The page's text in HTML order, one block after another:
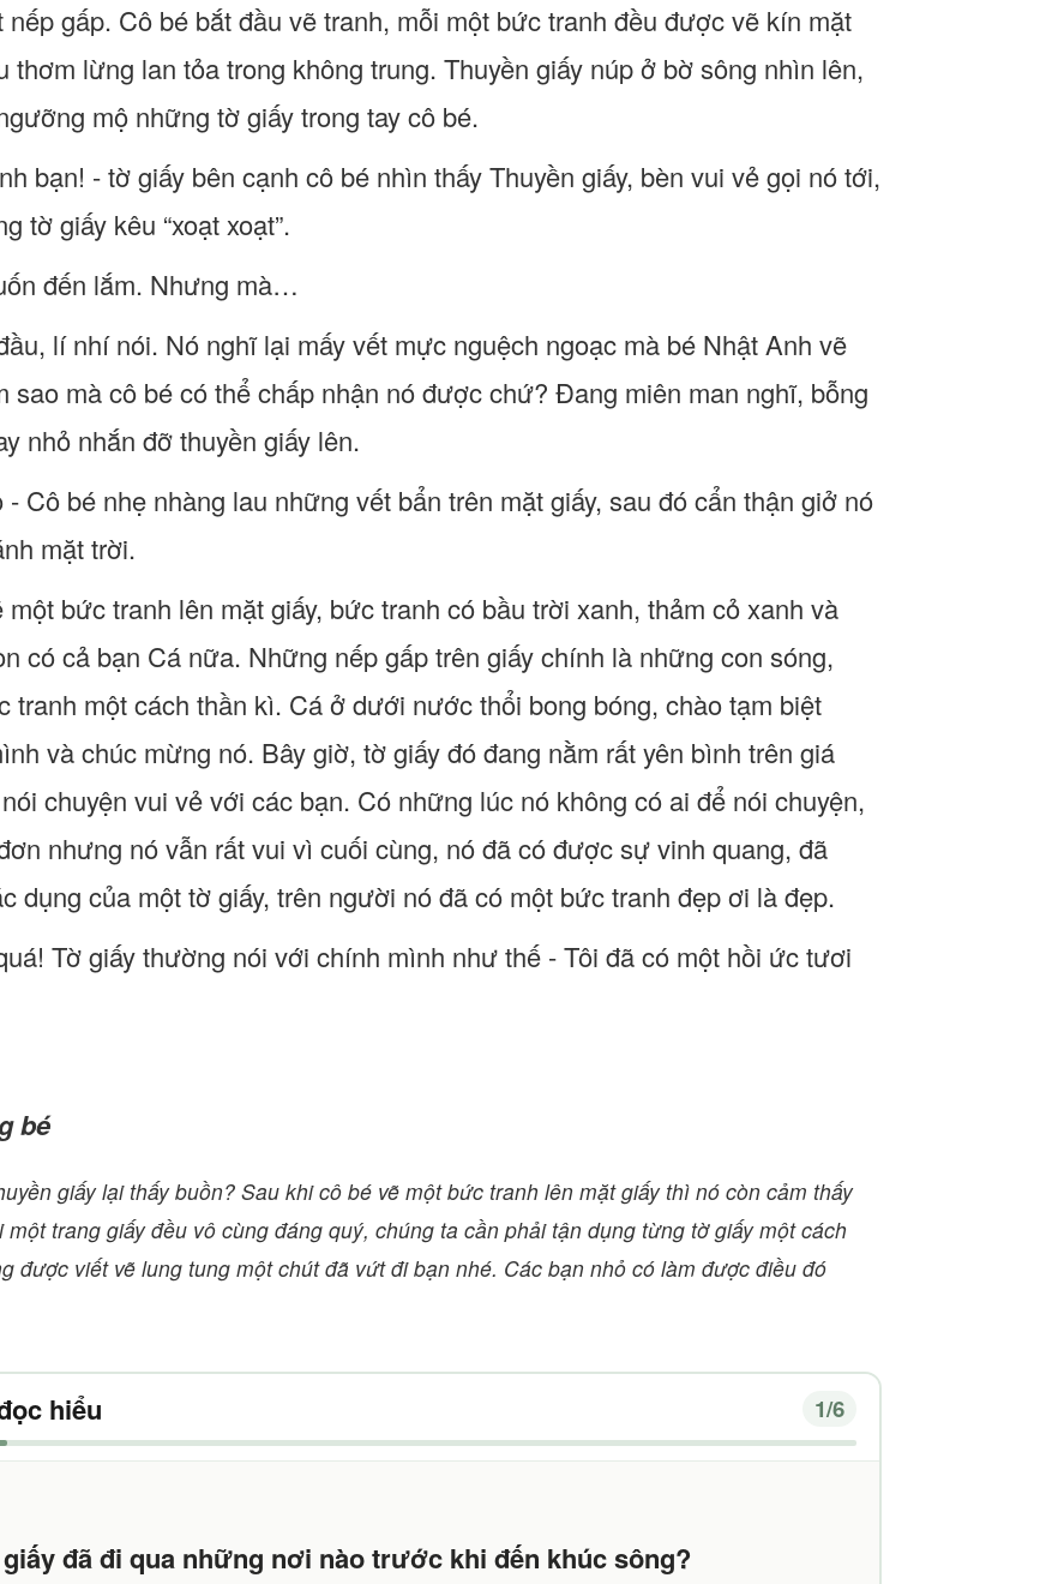
nếp gấp. Cô bé bắt đầu vẽ tranh, mỗi một bức tranh đều được vẽ kín mặt
thơm lừng lan tỏa trong không trung. Thuyền giấy núp ở bờ sông nhìn lên,
mộ những tờ giấy trong tay cô bé.
bạn! - tờ giấy bên cạnh cô bé nhìn thấy Thuyền giấy, bèn vui vẻ gọi nó tới,
tờ giấy kêu “xoạt xoạt”.
đến lắm. Nhưng mà…
lí nhí nói. Nó nghĩ lại mấy vết mực nguệch ngoạc mà bé Nhật Anh vẽ
sao mà cô bé có thể chấp nhận nó được chứ? Đang miên man nghĩ, bỗng
nhỏ nhắn đỡ thuyền giấy lên.
Cô bé nhẹ nhàng lau những vết bẩn trên mặt giấy, sau đó cẩn thận giở nó
mặt trời.
một bức tranh lên mặt giấy, bức tranh có bầu trời xanh, thảm cỏ xanh và
có cả bạn Cá nữa. Những nếp gấp trên giấy chính là những con sóng,
tranh một cách thần kì. Cá ở dưới nước thổi bong bóng, chào tạm biệt
và chúc mừng nó. Bây giờ, tờ giấy đó đang nằm rất yên bình trên giá
chuyện vui vẻ với các bạn. Có những lúc nó không có ai để nói chuyện,
nhưng nó vẫn rất vui vì cuối cùng, nó đã có được sự vinh quang, đã
dụng của một tờ giấy, trên người nó đã có một bức tranh đẹp ơi là đẹp.
Tờ giấy thường nói với chính mình như thế - Tôi đã có một hồi ức tươi
bé
giấy lại thấy buồn? Sau khi cô bé vẽ một bức tranh lên mặt giấy thì nó còn cảm thấy
một trang giấy đều vô cùng đáng quý, chúng ta cần phải tận dụng từng tờ giấy một cách
được viết vẽ lung tung một chút đã vứt đi bạn nhé. Các bạn nhỏ có làm được điều đó
hiểu 1/6
đã đi qua những nơi nào trước khi đến khúc sông?